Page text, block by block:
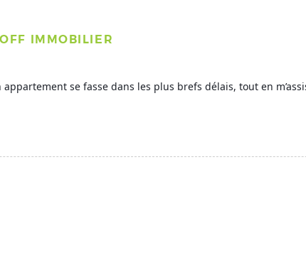
IMMOBILIER
se fasse dans les plus brefs délais, tout en